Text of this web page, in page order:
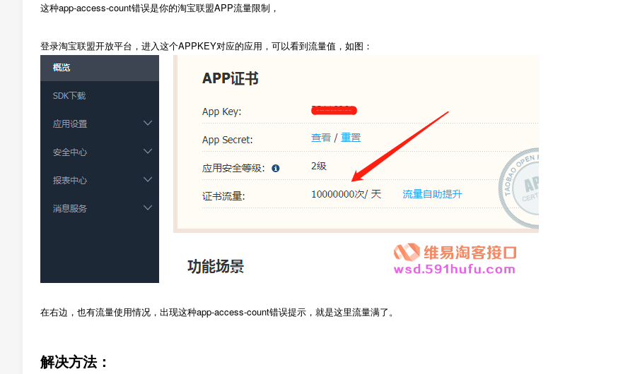
这种app-access-count错误是你的淘宝联盟APP流量限制，
登录淘宝联盟开放平台，进入这个APPKEY对应的应用，可以看到流量值，如图：
在右边，也有流量使用情况，出现这种app-access-count错误提示，就是这里流量满了。
解决方法：